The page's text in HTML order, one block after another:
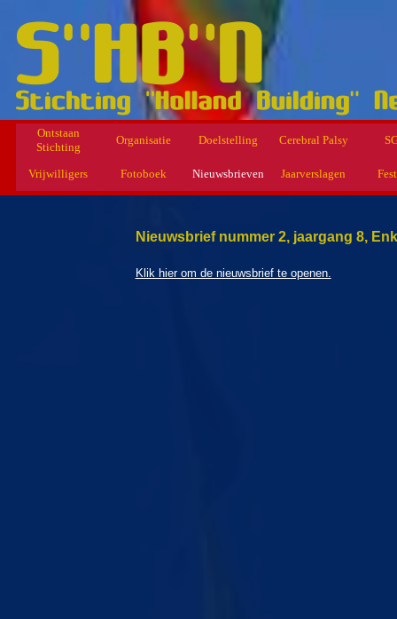
Ontstaan
Stichting
Organisatie Doelstelling Cerebral Palsy
Vrijwilligers Fotoboek Nieuwsbrieven Jaarverslagen
Nieuwsbrief nummer 2, jaargang 8,
Klik hier om de nieuwsbrief te openen.